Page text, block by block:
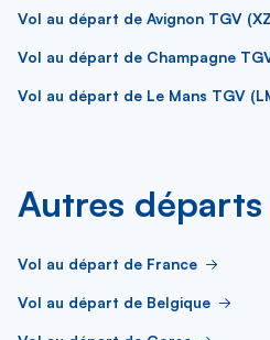
Vol au départ de Avignon TGV
Vol au départ de Champagne
Vol au départ de Le Mans TGV
Autres
Vol au départ de France
Vol au départ de Belgique